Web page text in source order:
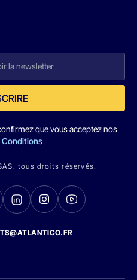
que vous acceptez nos
tous droits réservés.